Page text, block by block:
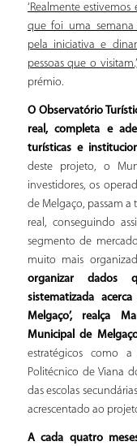
‘Realmente
que foi uma semana
pela iniciativa e
pessoas que o
prémio.
O Observatório
real, completa e
turísticas e
deste projeto, o
investidores, os
de Melgaço, passam
real, conseguindo
segmento de
muito mais
organizar dados
sistematizada
Melgaço’, realça
Municipal de
estratégicos como
Politécnico de Viana
das escolas
acrescentado ao
A cada quatro